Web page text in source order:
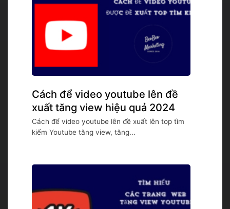
Cách để video youtube lên đề
xuất tăng view hiệu quả 2024
Cách để video youtube lên đề xuất lên top tìm
kiếm Youtube tăng view, tăng...